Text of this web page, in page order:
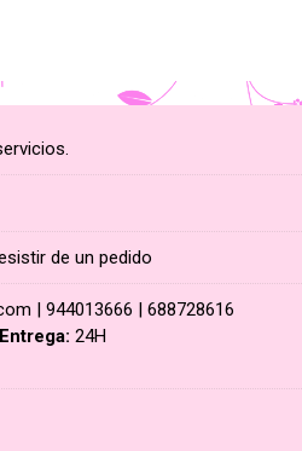
de un pedido
| 944013666 | 688728616
24H